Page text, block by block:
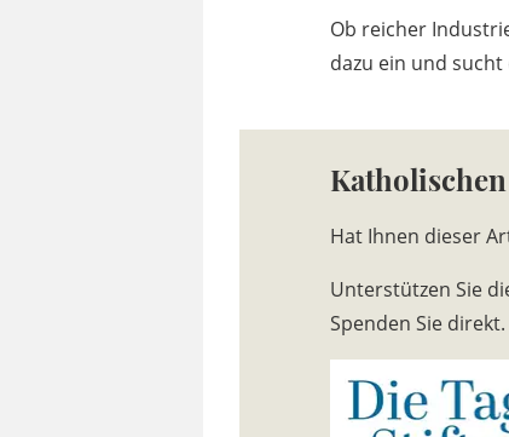
Ob reicher
dazu ein und sucht
Hat Ihnen dieser
Unterstützen Sie
Spenden Sie